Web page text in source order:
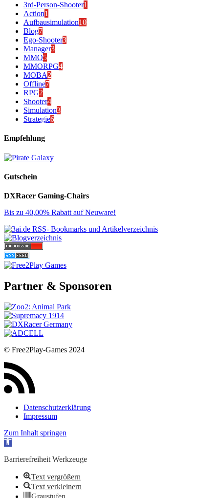
3rd-Person-Shooter1
Action1
Aufbausimulation10
Blog7
Ego-Shooter3
Manager3
MMO5
MMORPG4
MOBA2
Offline7
RPG2
Shooter4
Simulation3
Strategie6
Empfehlung
Gutschein
DXRacer Gaming-Chairs
Bis zu 40,00% Rabatt auf Neuware!
Partner & Sponsoren
© Free2Play-Games 2024
Datenschutzerklärung
Impressum
Zum Inhalt springen
Werkzeugleiste öffnen
Barrierefreiheit Werkzeuge
Text vergrößern
Text verkleinern
Graustufen